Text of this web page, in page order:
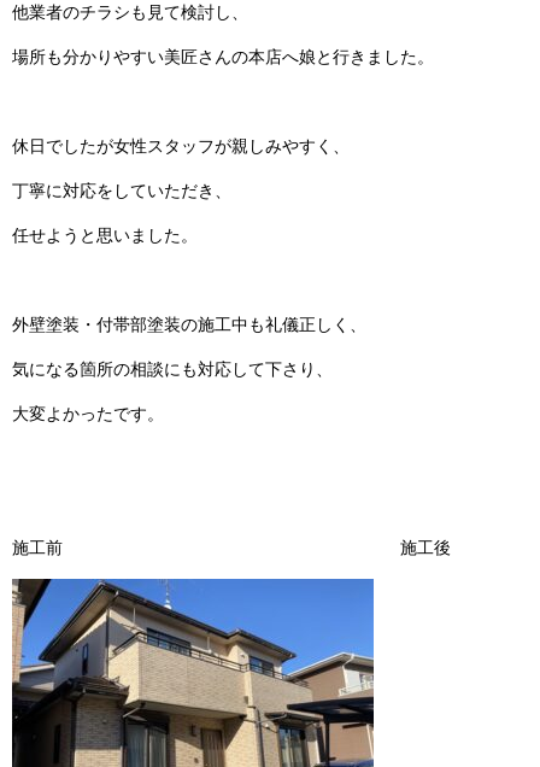
他業者のチラシも見て検討し、
場所も分かりやすい美匠さんの本店へ娘と行きました。
休日でしたが女性スタッフが親しみやすく、
丁寧に対応をしていただき、
任せようと思いました。
外壁塗装・付帯部塗装の施工中も礼儀正しく、
気になる箇所の相談にも対応して下さり、
大変よかったです。
施工前 施工後